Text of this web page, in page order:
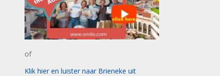
of
Klik hier en luister naar Brieneke uit